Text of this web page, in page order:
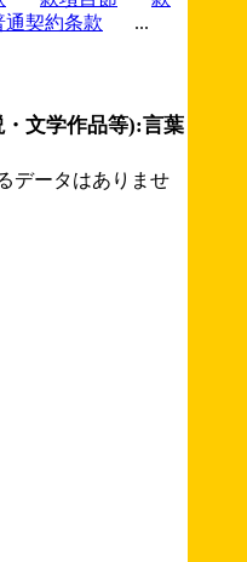
通契約条款
...
文学作品等):言葉
データはありませ